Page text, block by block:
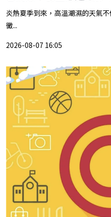
炎熱夏季到來，高溫潮濕的天氣
黴...
2026-08-07 16:05